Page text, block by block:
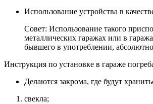
Использование устройства в
Совет: Использование такого
металлических гаражах или в
бывшего в употреблении,
Инструкция по установке в гараже
Делаются закрома, где будут
свекла;